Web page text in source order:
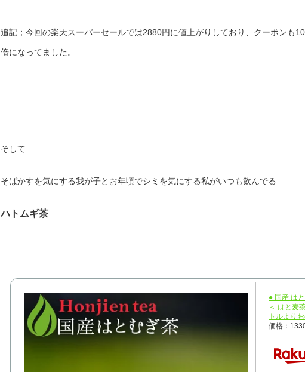
追記；今回の楽天スーパーセールでは2880円に値上がりしており、クーポンも
倍になってました。
そして
そばかすを気にする我が子とお年頃でシミを気にする私がいつも飲んでる
ハトムギ茶
● 国産 は
＜ はと麦
トルより
価格：